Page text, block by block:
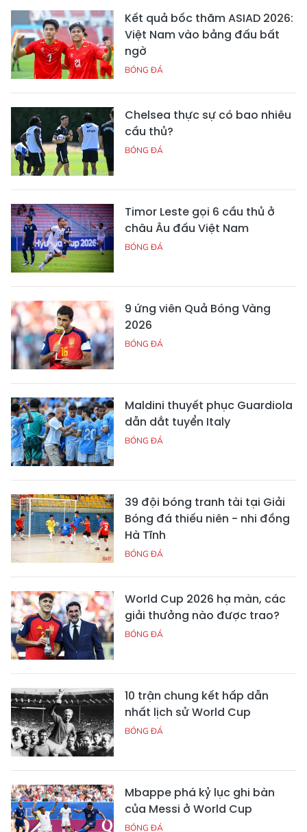
Kết quả bốc thăm ASIAD 2026:
Việt Nam vào bảng đấu bất
ngờ
BÓNG ĐÁ
Chelsea thực sự có bao nhiêu
cầu thủ?
BÓNG ĐÁ
Timor Leste gọi 6 cầu thủ ở
châu Âu đấu Việt Nam
BÓNG ĐÁ
9 ứng viên Quả Bóng Vàng
2026
BÓNG ĐÁ
Maldini thuyết phục Guardiola
dẫn dắt tuyển Italy
BÓNG ĐÁ
39 đội bóng tranh tài tại Giải
Bóng đá thiếu niên - nhi đồng
Hà Tĩnh
BÓNG ĐÁ
World Cup 2026 hạ màn, các
giải thưởng nào được trao?
BÓNG ĐÁ
10 trận chung kết hấp dẫn
nhất lịch sử World Cup
BÓNG ĐÁ
Mbappe phá kỷ lục ghi bàn
của Messi ở World Cup
BÓNG ĐÁ